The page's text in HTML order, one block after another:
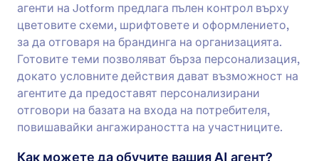
агенти на Jotform предлага пълен контрол върху
цветовите схеми, шрифтовете и оформлението,
за да отговаря на брандинга на организацията.
Готовите теми позволяват бърза персонализация,
докато условните действия дават възможност на
агентите да предоставят персонализирани
отговори на базата на входа на потребителя,
повишавайки ангажираността на участниците.
Как можете да обучите вашия AI агент?